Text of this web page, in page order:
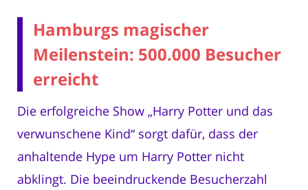
Hamburgs magischer
Meilenstein: 500.000 Besucher
erreicht
Die erfolgreiche Show „Harry Potter und das
verwunschene Kind“ sorgt dafür, dass der
anhaltende Hype um Harry Potter nicht
abklingt. Die beeindruckende Besucherzahl